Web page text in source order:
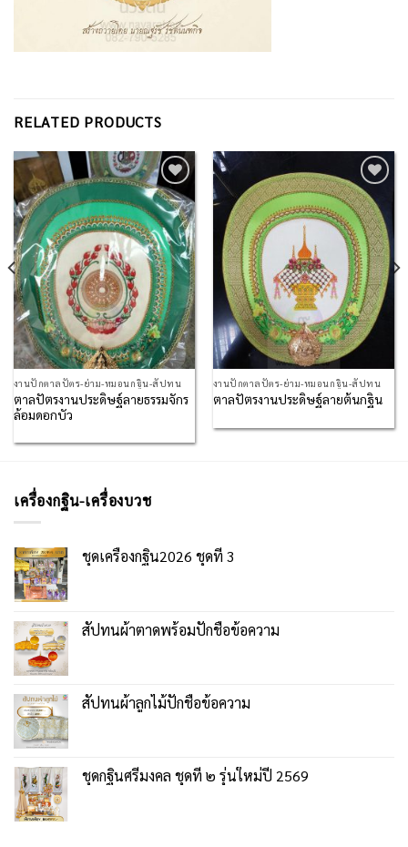
RELATED PRODUCTS
Add to
Wishlist
งานปักตาลปัตร-ย่าม-หมอนกฐิน-สัปทน
ตาลปัตรงานประดิษฐ์ลายธรรมจักร
ล้อมดอกบัว
Add to
Wishlist
งานปักตาลปัตร-ย่าม-หมอนกฐิน-สัปทน
ตาลปัตรงานประดิษฐ์ลายต้นกฐิน
เครื่องกฐิน-เครื่องบวช
ชุดเครื่องกฐิน2026 ชุดที่ 3
สัปทนผ้าตาดพร้อมปักชื่อข้อความ
สัปทนผ้าลูกไม้ปักชื่อข้อความ
ชุดกฐินศรีมงคล ชุดที่ ๒ รุ่นใหม่ปี 2569